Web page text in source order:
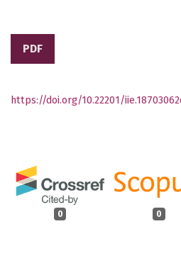
PDF
0 0
https://doi.org/10.22201/